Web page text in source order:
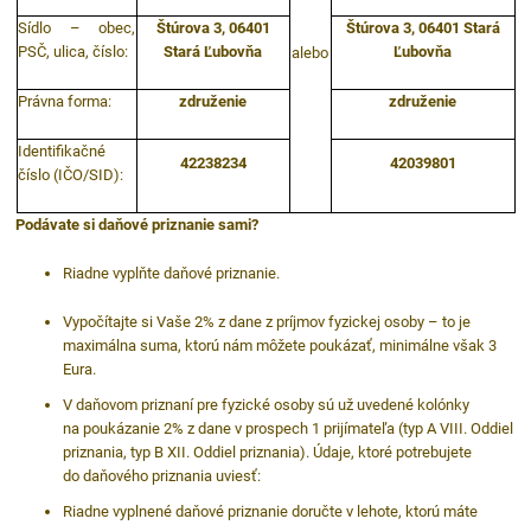
alebo
Sídlo – obec,
PSČ, ulica, číslo:
Štúrova 3, 06401
Stará Ľubovňa
Štúrova 3, 06401 Stará
Ľubovňa
Právna forma: združenie združenie
Identifikačné
číslo (IČO/SID):
42238234 42039801
Podávate si daňové priznanie sami?
Riadne vyplňte daňové priznanie.
Vypočítajte si Vaše 2% z dane z príjmov fyzickej osoby – to je
maximálna suma, ktorú nám môžete poukázať, minimálne však 3
Eura.
V daňovom priznaní pre fyzické osoby sú už uvedené kolónky
na poukázanie 2% z dane v prospech 1 prijímateľa (typ A VIII. Oddiel
priznania, typ B XII. Oddiel priznania). Údaje, ktoré potrebujete
do daňového priznania uviesť:
Riadne vyplnené daňové priznanie doručte v lehote, ktorú máte